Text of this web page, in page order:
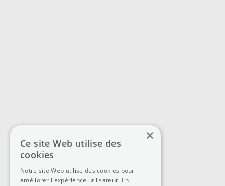
×
Ce site Web utilise des
cookies
Notre site Web utilise des cookies pour
améliorer l'expérience utilisateur. En